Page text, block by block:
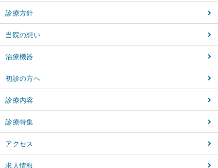
診療方針
当院の想い
治療機器
初診の方へ
診療内容
診療特集
アクセス
求人情報